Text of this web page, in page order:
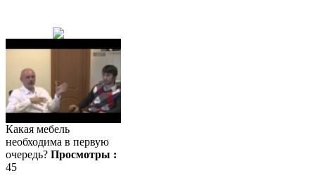
Какая мебель
необходима в первую
очередь? Просмотры :
45